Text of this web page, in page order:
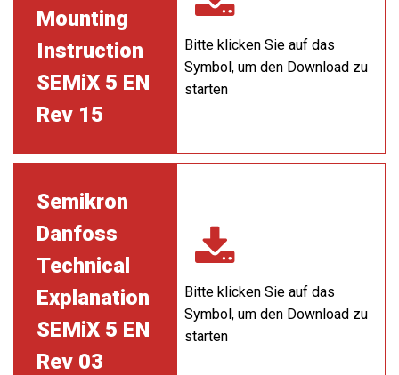
Mounting
Instruction
SEMiX 5 EN
Rev 15
Bitte klicken Sie auf das
Symbol, um den Download zu
starten
Semikron
Danfoss
Technical
Explanation
SEMiX 5 EN
Rev 03
Bitte klicken Sie auf das
Symbol, um den Download zu
starten